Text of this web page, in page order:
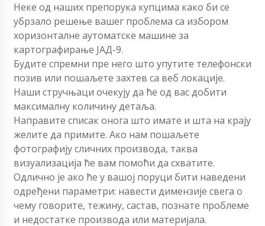
Неке од наших препорука купцима како би се
убрзало решење вашег проблема са избором
хоризонталне аутоматске машине за
картографирање ЈАД-9.
Будите спремни пре него што упутите телефонски
позив или пошаљете захтев са веб локације.
Наши стручњаци очекују да ће од вас добити
максималну количину детаља.
Направите списак онога што имате и шта на крају
желите да примите. Ако нам пошаљете
фотографију сличних производа, таква
визуализација ће вам помоћи да схватите.
Одлично је ако ће у вашој поруци бити наведени
одређени параметри: навести димензије свега о
чему говорите, тежину, састав, познате проблеме
и недостатке производа или материјала.